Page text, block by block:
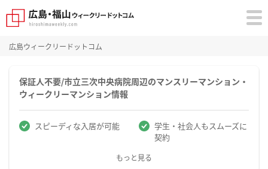
広島ウィークリードットコム
保証人不要/市立三次中央病院周辺のマンスリーマンション・
ウィークリーマンション情報
スピーディな入居が可能
学生・社会人もスムーズに
契約
もっと見る